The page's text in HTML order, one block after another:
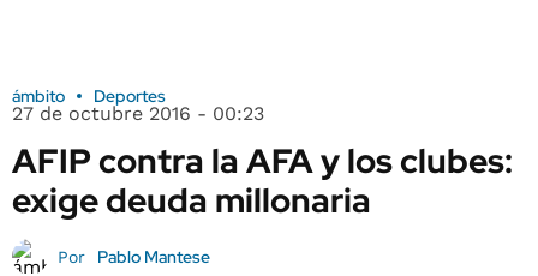
ámbito Deportes
27 de octubre 2016 - 00:23
AFIP contra la AFA y los clubes:
exige deuda millonaria
Por Pablo Mantese